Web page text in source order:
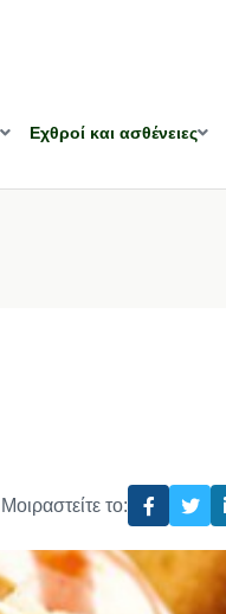
Εχθροί και ασθένειες
Μοιραστείτε το: